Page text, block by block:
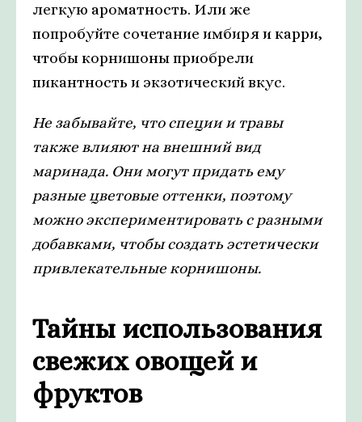
легкую ароматность. Или же
попробуйте сочетание имбиря и карри,
чтобы корнишоны приобрели
пикантность и экзотический вкус.
Не забывайте, что специи и травы
также влияют на внешний вид
маринада. Они могут придать ему
разные цветовые оттенки, поэтому
можно экспериментировать с разными
добавками, чтобы создать эстетически
привлекательные корнишоны.
Тайны использования
свежих овощей и
фруктов